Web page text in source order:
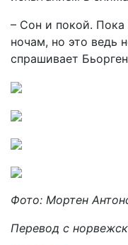
– Сон и покой. Пока
ночам, но это ведь
спрашивает
Фото: Мортен
Перевод с